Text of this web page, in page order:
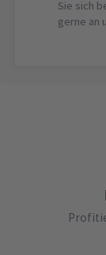
Sie sich
gerne an